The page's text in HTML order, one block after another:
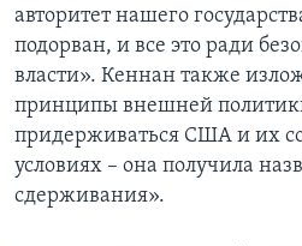
авторитет нашего
подорван, и все это ради
власти». Кеннан также
принципы внешней
придерживаться США и их
условиях – она получила
сдерживания».